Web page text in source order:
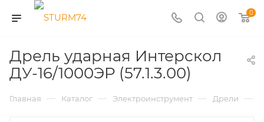
0
Дрель ударная Интерскол
ДУ-16/1000ЭР (57.1.3.00)
Главная — Каталог — Электроинструмент — Дрели —